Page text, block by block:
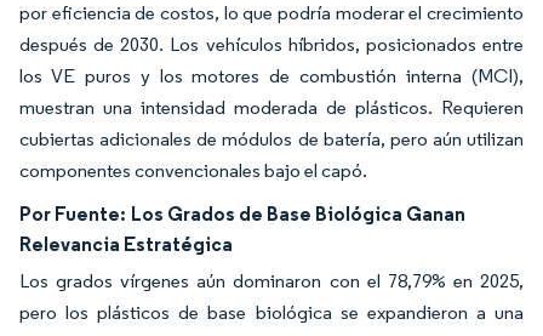
por eficiencia de costos, lo que podría moderar el crecimiento
después de 2030. Los vehículos híbridos, posicionados entre
los VE puros y los motores de combustión interna (MCI),
muestran una intensidad moderada de plásticos. Requieren
cubiertas adicionales de módulos de batería, pero aún utilizan
componentes convencionales bajo el capó.
Por Fuente: Los Grados de Base Biológica Ganan
Relevancia Estratégica
Los grados vírgenes aún dominaron con el 78,79% en 2025,
pero los plásticos de base biológica se expandieron a una